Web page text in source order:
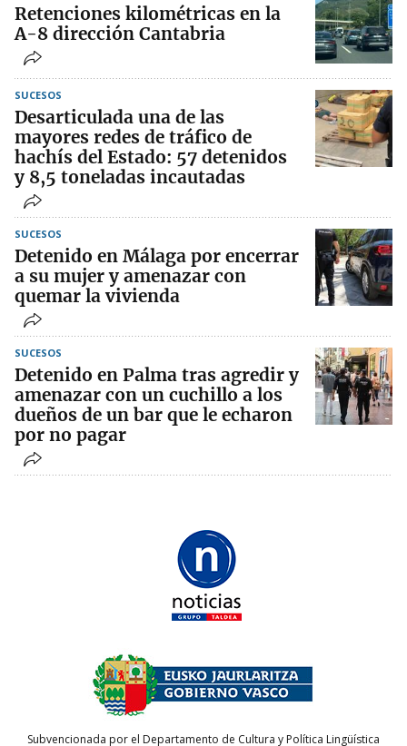
Retenciones kilométricas en la
A-8 dirección Cantabria
SUCESOS
Desarticulada una de las
mayores redes de tráfico de
hachís del Estado: 57 detenidos
y 8,5 toneladas incautadas
SUCESOS
Detenido en Málaga por encerrar
a su mujer y amenazar con
quemar la vivienda
SUCESOS
Detenido en Palma tras agredir y
amenazar con un cuchillo a los
dueños de un bar que le echaron
por no pagar
Subvencionada por el Departamento de Cultura y Política Lingüística